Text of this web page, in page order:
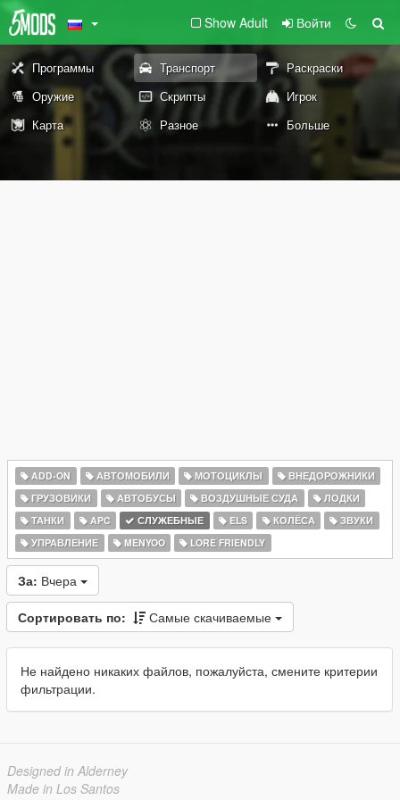
Show Adult Войти
Программы Транспорт
Раскраски
Оружие
Скрипты
Игрок
Карта
Разное Больше
ADD-ON АВТОМОБИЛИ МОТОЦИКЛЫ
ВНЕДОРОЖНИКИ
ГРУЗОВИКИ
АВТОБУСЫ ВОЗДУШНЫЕ СУДА
ЛОДКИ
ТАНКИ
APC СЛУЖЕБНЫЕ ELS КОЛЁСА
ЗВУКИ
УПРАВЛЕНИЕ
MENYOO LORE FRIENDLY
За: Вчера
Сортировать по: Самые скачиваемые
Не найдено никаких файлов, пожалуйста, смените критерии
фильтрации.
Designed in Alderney
Made in Los Santos